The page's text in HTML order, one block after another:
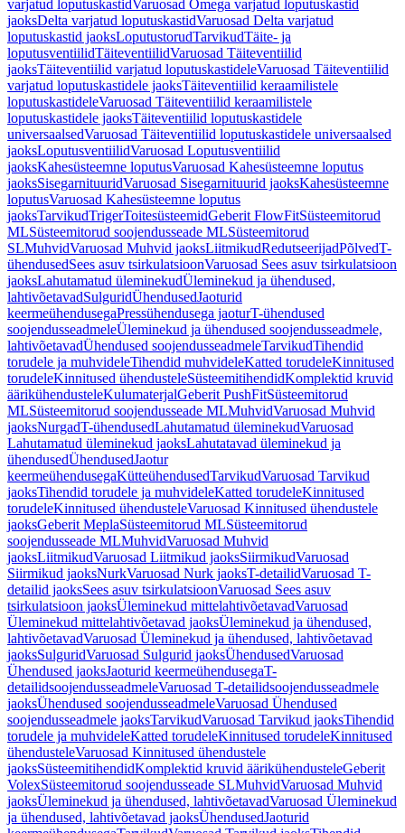
varjatud loputuskastidVaruosad Omega varjatud loputuskastid
jaoksDelta varjatud loputuskastidVaruosad Delta varjatud
loputuskastid jaoksLoputustorudTarvikudTäite- ja
loputusventiilidTäiteventiilidVaruosad Täiteventiilid
jaoksTäiteventiilid varjatud loputuskastideleVaruosad Täiteventiilid
varjatud loputuskastidele jaoksTäiteventiilid keraamilistele
loputuskastideleVaruosad Täiteventiilid keraamilistele
loputuskastidele jaoksTäiteventiilid loputuskastidele
universaalsedVaruosad Täiteventiilid loputuskastidele universaalsed
jaoksLoputusventiilidVaruosad Loputusventiilid
jaoksKahesüsteemne loputusVaruosad Kahesüsteemne loputus
jaoksSisegarnituuridVaruosad Sisegarnituurid jaoksKahesüsteemne
loputusVaruosad Kahesüsteemne loputus
jaoksTarvikudTrigerToitesüsteemidGeberit FlowFitSüsteemitorud
MLSüsteemitorud soojendusseade MLSüsteemitorud
SLMuhvidVaruosad Muhvid jaoksLiitmikudRedutseerijadPõlvedT-
ühendusedSees asuv tsirkulatsioonVaruosad Sees asuv tsirkulatsioon
jaoksLahutamatud üleminekudÜleminekud ja ühendused,
lahtivõetavadSulguridÜhendusedJaoturid
keermeühendusegaPressühendusega jaoturT-ühendused
soojendusseadmeleÜleminekud ja ühendused soojendusseadmele,
lahtivõetavadÜhendused soojendusseadmeleTarvikudTihendid
torudele ja muhvideleTihendid muhvideleKatted torudeleKinnitused
torudeleKinnitused ühendusteleSüsteemitihendidKomplektid kruvid
äärikühendusteleKulumaterjalGeberit PushFitSüsteemitorud
MLSüsteemitorud soojendusseade MLMuhvidVaruosad Muhvid
jaoksNurgadT-ühendusedLahutamatud üleminekudVaruosad
Lahutamatud üleminekud jaoksLahutatavad üleminekud ja
ühendusedÜhendusedJaotur
keermeühendusegaKütteühendusedTarvikudVaruosad Tarvikud
jaoksTihendid torudele ja muhvideleKatted torudeleKinnitused
torudeleKinnitused ühendusteleVaruosad Kinnitused ühendustele
jaoksGeberit MeplaSüsteemitorud MLSüsteemitorud
soojendusseade MLMuhvidVaruosad Muhvid
jaoksLiitmikudVaruosad Liitmikud jaoksSiirmikudVaruosad
Siirmikud jaoksNurkVaruosad Nurk jaoksT-detailidVaruosad T-
detailid jaoksSees asuv tsirkulatsioonVaruosad Sees asuv
tsirkulatsioon jaoksÜleminekud mittelahtivõetavadVaruosad
Üleminekud mittelahtivõetavad jaoksÜleminekud ja ühendused,
lahtivõetavadVaruosad Üleminekud ja ühendused, lahtivõetavad
jaoksSulguridVaruosad Sulgurid jaoksÜhendusedVaruosad
Ühendused jaoksJaoturid keermeühendusegaT-
detailidsoojendusseadmeleVaruosad T-detailidsoojendusseadmele
jaoksÜhendused soojendusseadmeleVaruosad Ühendused
soojendusseadmele jaoksTarvikudVaruosad Tarvikud jaoksTihendid
torudele ja muhvideleKatted torudeleKinnitused torudeleKinnitused
ühendusteleVaruosad Kinnitused ühendustele
jaoksSüsteemitihendidKomplektid kruvid äärikühendusteleGeberit
VolexSüsteemitorud soojendusseade SLMuhvidVaruosad Muhvid
jaoksÜleminekud ja ühendused, lahtivõetavadVaruosad Üleminekud
ja ühendused, lahtivõetavad jaoksÜhendusedJaoturid